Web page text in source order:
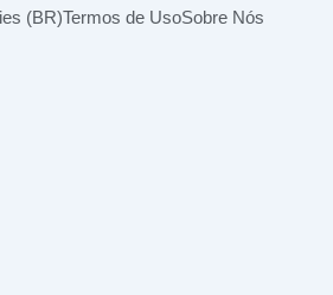
(BR)Termos de UsoSobre Nós